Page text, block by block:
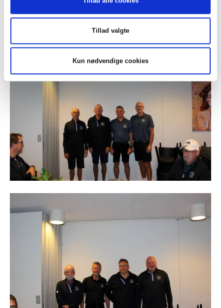
Tillad valgte
Kun nødvendige cookies